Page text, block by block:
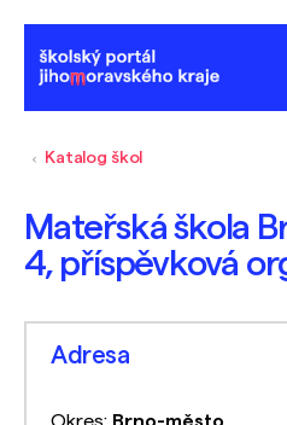
Katalog škol
Mateřská škola
4, příspěvková
Adresa